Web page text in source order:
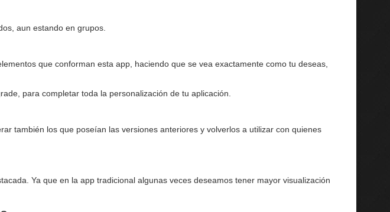
aun estando en grupos.
que conforman esta app, haciendo que se vea exactamente como tu deseas,
para completar toda la personalización de tu aplicación.
también los que poseían las versiones anteriores y volverlos a utilizar con quienes
Ya que en la app tradicional algunas veces deseamos tener mayor visualización